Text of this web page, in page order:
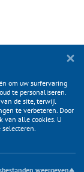
om uw surfervaring
te personaliseren.
de site, terwijl
te verbeteren. Door
van alle cookies. U
selecteren.
weergeven